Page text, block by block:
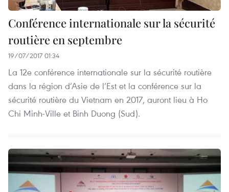
Conférence internationale sur la sécurité
routière en septembre
19/07/2017 01:34
La 12e conférence internationale sur la sécurité routière
dans la région d’Asie de l’Est et la conférence sur la
sécurité routière du Vietnam en 2017, auront lieu à Ho
Chi Minh-Ville et Binh Duong (Sud).